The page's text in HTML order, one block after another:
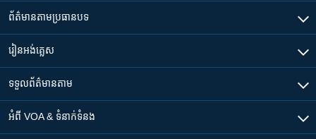
ព័ត៌មាន​តាមប្រធានបទ​
រៀន​​អង់គ្លេស
ទទួល​ព័ត៌មាន​តាម
អំពី​ VOA & ទំនាក់ទំនង